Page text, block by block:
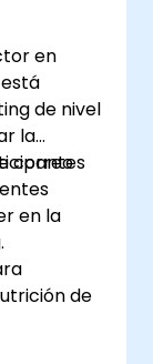
en
de nivel
la
correo
en la
de